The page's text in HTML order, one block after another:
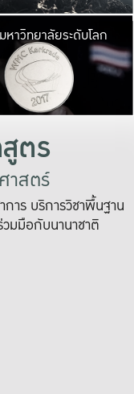
มหาวิ
เปลี่ยนแปลง แล
เพื่อทำง
ระบบสารสนเทศ
มหาวิทยาลัยระดับโลก
ตร
าสตร์
ร บริการวิชาพื้นฐาน
มมือกับนานาชาติ